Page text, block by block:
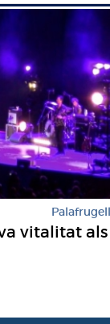
Palafrugell
vitalitat als